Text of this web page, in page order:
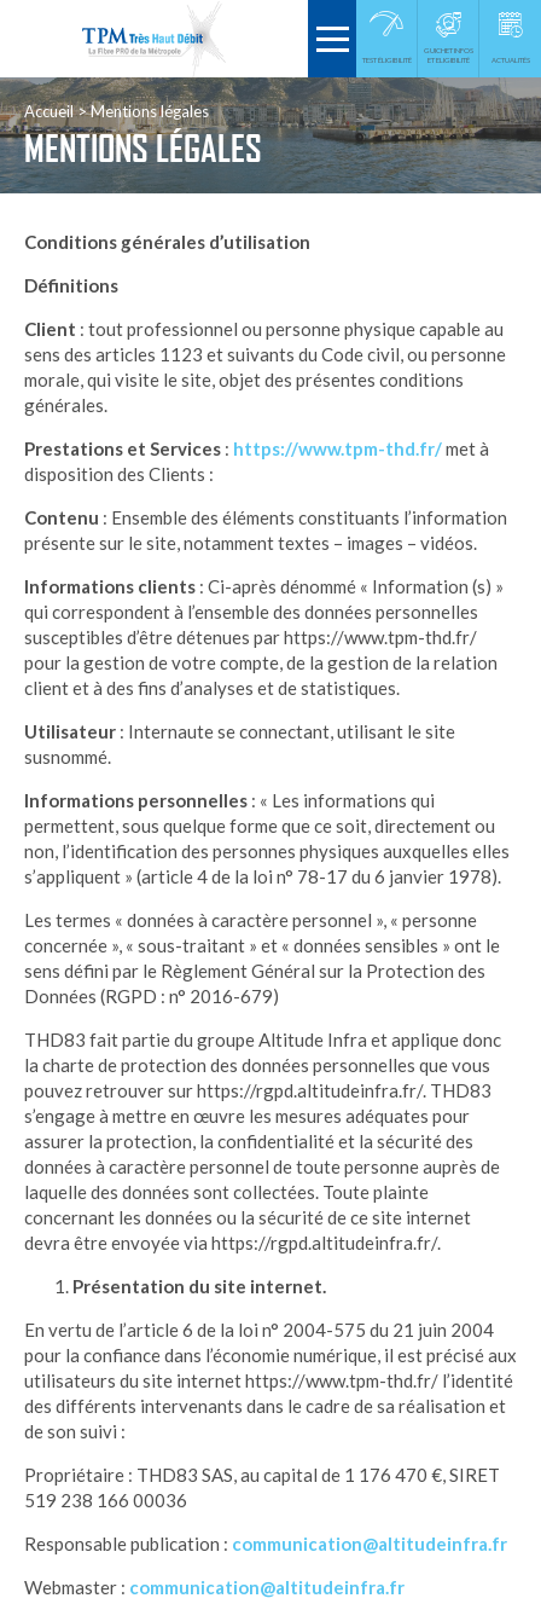
TEST ÉLIGIBILITÉ
GUICHET INFOS
ET ELIGIBILITÉ
ACTUALITÉS
Accueil Mentions légales
MENTIONS LÉGALES
Conditions générales d’utilisation
Définitions
Client : tout professionnel ou personne physique capable au
sens des articles 1123 et suivants du Code civil, ou personne
morale, qui visite le site, objet des présentes conditions
générales.
Prestations et Services : https://www.tpm-thd.fr/met à
disposition des Clients :
Contenu : Ensemble des éléments constituants l’information
présente sur le site, notamment textes – images – vidéos.
Informations clients : Ci-après dénommé « Information (s) »
qui correspondent à l’ensemble des données personnelles
susceptibles d’être détenues par https://www.tpm-thd.fr/
pour la gestion de votre compte, de la gestion de la relation
client et à des fins d’analyses et de statistiques.
Utilisateur : Internaute se connectant, utilisant le site
susnommé.
Informations personnelles : « Les informations qui
permettent, sous quelque forme que ce soit, directement ou
non, l’identification des personnes physiques auxquelles elles
s’appliquent » (article 4 de la loi n° 78-17 du 6 janvier 1978).
Les termes « données à caractère personnel », « personne
concernée », « sous-traitant » et « données sensibles » ont le
sens défini par le Règlement Général sur la Protection des
Données (RGPD : n° 2016-679)
THD83 fait partie du groupe Altitude Infra et applique donc
la charte de protection des données personnelles que vous
pouvez retrouver sur https://rgpd.altitudeinfra.fr/. THD83
s’engage à mettre en œuvre les mesures adéquates pour
assurer la protection, la confidentialité et la sécurité des
données à caractère personnel de toute personne auprès de
laquelle des données sont collectées. Toute plainte
concernant les données ou la sécurité de ce site internet
devra être envoyée via https://rgpd.altitudeinfra.fr/.
Présentation du site internet.
En vertu de l’article 6 de la loi n° 2004-575 du 21 juin 2004
pour la confiance dans l’économie numérique, il est précisé aux
utilisateurs du site internet https://www.tpm-thd.fr/ l’identité
des différents intervenants dans le cadre de sa réalisation et
de son suivi :
Propriétaire : THD83 SAS, au capital de 1 176 470 €, SIRET
519 238 166 00036
Responsable publication : communication@altitudeinfra.fr
Webmaster : communication@altitudeinfra.fr